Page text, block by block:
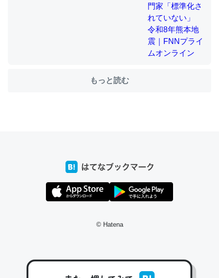
位置情報を共有してる。電池残量や充電中かが分かるので
─たまにLINEするくらいだった遠方の父67歳と僕。ITツール導入で
コミュニケーションが劇的に変化した｜tayorini by LIFULL介護
私も3年前ぐらいに祖母の家に設置した。ポケットWifiみ
34
もっと読む
© Hatena